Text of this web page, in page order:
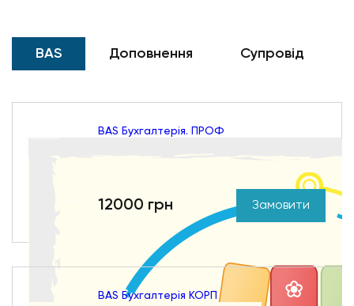
BAS Доповнення Cупровід
BAS Бухгалтерія. ПРОФ
12000 грн Замовити
BAS Бухгалтерія КОРП